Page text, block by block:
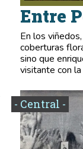
Entre
En los
coberturas
sino que
visitante con
- Central -